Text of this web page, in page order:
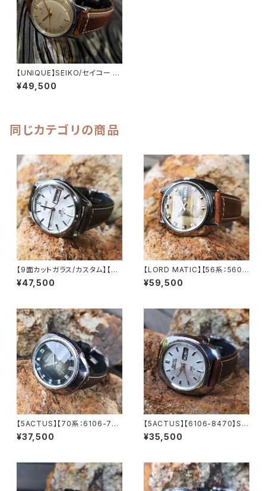
【UNIQUE】SEIKO/セイコー ユ
ニーク Sマーク 15石 14044 機
械式 手巻き時計 精工舎亀戸工
¥49,500
同じカテゴリの商品
【9面カットガラス/カスタム】【LO
RD MATIC】【56系：5606-70
70】SEIKO/セイコーロードマチ
舎諏訪工場 1969年 3月製造
アンティークウォッチ 中三針 レ
ザーベルト メンズウォッチ【560
6-7070-4】
¥47,500
【LORD MATIC】【56系：5606
-7230】【9面カットグラス 新
品】SEIKO/セイコーロードマチ
腕時計 アンティークウォッチ 中
三針 メンズウォッチ【5606-72
30-1】
¥59,500
【5ACTUS】【70系：6106-759
0】【新品9面カット風防】SEIK
O/セイコー 5アクタス 23石 Ca
1973年 7月製造【5ac6106-7
¥37,500
【5ACTUS】【6106-8470】SEI
KO/セイコー 5アクタス 25石 C
al.6106 キャリバー 機械式 自
ークウォッチ 中三針 純正ベルト
メンズウォッチ【5ac6106-847
0-1】
¥35,500